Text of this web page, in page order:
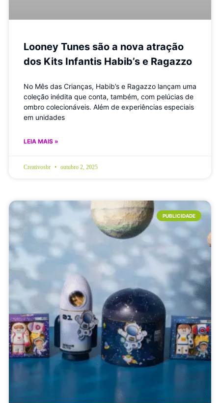
Looney Tunes são a nova atração
dos Kits Infantis Habib’s e Ragazzo
No Mês das Crianças, Habib’s e Ragazzo lançam uma
coleção inédita que conta, também, com pelúcias de
ombro colecionáveis. Além de experiências especiais
em unidades
LEIA MAIS »
Creativosbr outubro 2, 2025
PUBLICIDADE